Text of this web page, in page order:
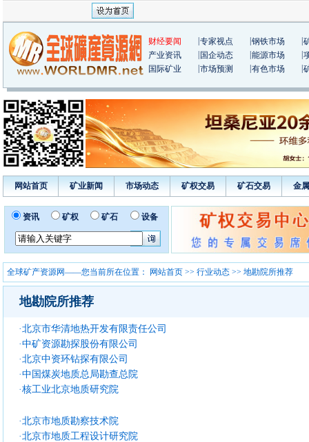
财经要闻 专家视点 钢铁市场
产业资讯
国企动态 能源市场
国际矿业
市场预测 有色市场
网站首页 矿业新闻 市场动态 矿权交易 矿石交易 金
资讯 矿权 矿石 设备
全球矿产资源网——您当前所在位置： 网站首页 >> 行业动态 >> 地勘院所推荐
地勘院所推荐
·北京市华清地热开发有限责任公司
·中矿资源勘探股份有限公司
·北京中资环钻探有限公司
·中国煤炭地质总局勘查总院
·核工业北京地质研究院
·北京市地质勘察技术院
·北京市地质工程设计研究院